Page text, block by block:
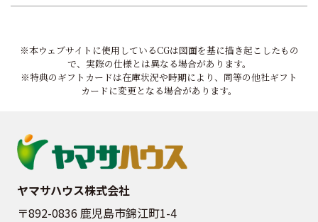
※本ウェブサイトに使用しているCGは図面を基に描き起こしたもの
で、実際の仕様とは異なる場合があります。
※特典のギフトカードは在庫状況や時期により、同等の他社ギフト
カードに変更となる場合があります。
ヤマサハウス株式会社
〒892-0836 鹿児島市錦江町1-4